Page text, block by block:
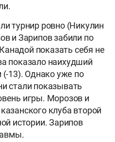
турнир ровно (Никулин
и Зарипов забили по
показать себя не
показало наихудший
(-13). Однако уже по
стали показывать
игры. Морозов и
клуба второй
истории. Зарипов